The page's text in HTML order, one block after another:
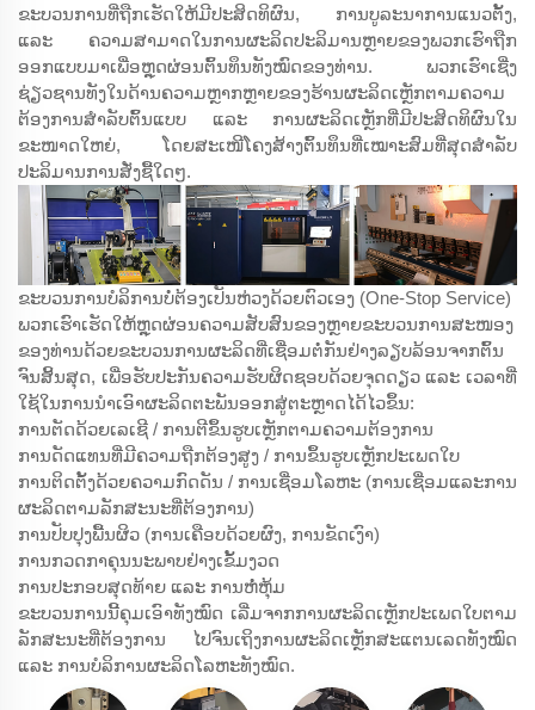
ຂະບວນການທີ່ຖືກເຮັດໃຫ້ມີປະສິດທິຜົນ, ການບູລະນາການແນວຕັ້ງ,
ແລະ ຄວາມສາມາດໃນການຜະລິດປະລິມານຫຼາຍຂອງພວກເຮົາຖືກ
ອອກແບບມາເພື່ອຫຼຸດຜ່ອນຕົ້ນທຶນທັງໝົດຂອງທ່ານ. ພວກເຮົາເຊີ່ງ
ຊ່ຽວຊານທັງໃນດ້ານຄວາມຫຼາກຫຼາຍຂອງຮ້ານຜະລິດເຫຼັກຕາມຄວາມ
ຕ້ອງການສຳລັບຕົ້ນແບບ ແລະ ການຜະລິດເຫຼັກທີ່ມີປະສິດທິຜົນໃນ
ຂະໜາດໃຫຍ່, ໂດຍສະເໜີໂຄງສ້າງຕົ້ນທຶນທີ່ເໝາະສົມທີ່ສຸດສຳລັບ
ປະລິມານການສັ່ງຊື້ໃດໆ.
ຂະບວນການບໍລິການບໍ່ຕ້ອງເປັນຫ່ວງດ້ວຍຕົວເອງ (One-Stop Service)
ພວກເຮົາເຮັດໃຫ້ຫຼຸດຜ່ອນຄວາມສັບສົນຂອງຫຼາຍຂະບວນການສະໜອງ
ຂອງທ່ານດ້ວຍຂະບວນການຜະລິດທີ່ເຊື່ອມຕໍ່ກັນຢ່າງລຽບລ້ອນຈາກຕົ້ນ
ຈົນສິ້ນສຸດ, ເພື່ອຮັບປະກັນຄວາມຮັບຜິດຊອບດ້ວຍຈຸດດຽວ ແລະ ເວລາທີ່
ໃຊ້ໃນການນຳເອົາຜະລິດຕະພັນອອກສູ່ຕະຫຼາດໄດ້ໄວຂຶ້ນ:
ການຕັດດ້ວຍເລເຊີ / ການຕີຂຶ້ນຮູບເຫຼັກຕາມຄວາມຕ້ອງການ
ການດັດແທນທີ່ມີຄວາມຖືກຕ້ອງສູງ / ການຂຶ້ນຮູບເຫຼັກປະເພດໃບ
ການຕິດຕັ້ງດ້ວຍຄວາມກົດດັນ / ການເຊື່ອມໂລຫະ (ການເຊື່ອມແລະການ
ຜະລິດຕາມລັກສະນະທີ່ຕ້ອງການ)
ການປັບປຸງພື້ນຜິວ (ການເຄືອບດ້ວຍຜົງ, ການຂັດເງົາ)
ການກວດກາຄຸນນະພາບຢ່າງເຂັ້ມງວດ
ການປະກອບສຸດທ້າຍ ແລະ ການຫໍ່ຫຸ້ມ
ຂະບວນການນີ້ຄຸມເອົາທັງໝົດ ເລີ່ມຈາກການຜະລິດເຫຼັກປະເພດໃບຕາມ
ລັກສະນະທີ່ຕ້ອງການ ໄປຈົນເຖິງການຜະລິດເຫຼັກສະແຕນເລດທັງໝົດ
ແລະ ການບໍລິການຜະລິດໂລຫະທັງໝົດ.